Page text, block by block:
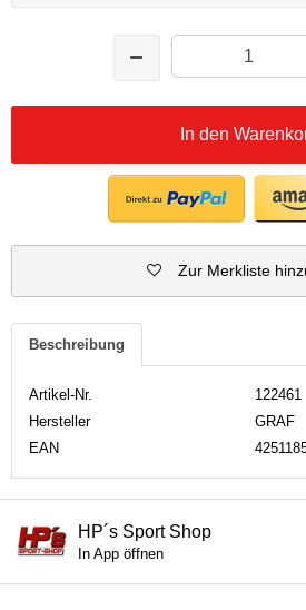
In den
Zur Merkliste
Beschreibung
Artikel-Nr.
122461
Hersteller
GRAF
EAN
HP´s Sport Shop
In App öffnen